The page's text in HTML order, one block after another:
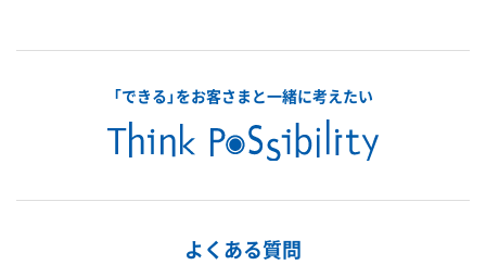
「できる」をお客さまと一緒に考えたい
よくある質問